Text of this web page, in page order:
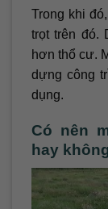
Trong khi
trọt trên đó.
hơn thổ cư.
dựng công
dụng.
Có nên
hay